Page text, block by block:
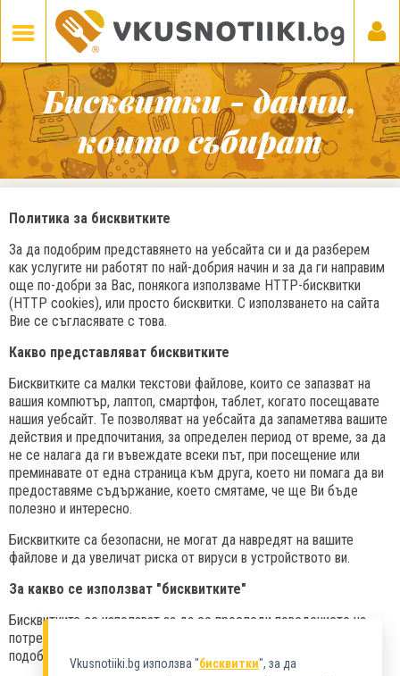
Бисквитки - данни,
които събират
Политика за бисквитките
За да подобрим представянето на уебсайта си и да разберем
как услугите ни работят по най-добрия начин и за да ги направим
още по-добри за Вас, понякога използваме HTTP-бисквитки
(HTTP cookies), или просто бисквитки. С използването на сайта
Вие се съгласявате с това.
Какво представляват бисквитките
Бисквитките са малки текстови файлове, които се запазват на
вашия компютър, лаптоп, смартфон, таблет, когато посещавате
нашия уебсайт. Те позволяват на уебсайта да запаметява вашите
действия и предпочитания, за определен период от време, за да
не се налага да ги въвеждате всеки път, при посещение или
преминавате от една страница към друга, което ни помага да ви
предоставяме съдържание, което смятаме, че ще Ви бъде
полезно и интересно.
Бисквитките са безопасни, не могат да навредят на вашите
файлове и да увеличат риска от вируси в устройството ви.
За какво се използват "бисквитките"
Бисквитките се използват за да се проследи поведението на
потребителите и предпочитания им с цел оптимизиране и
подобряване на структурата и съдържанието на сайта.
Vkusnotiiki.bg използва "бисквитки", за да